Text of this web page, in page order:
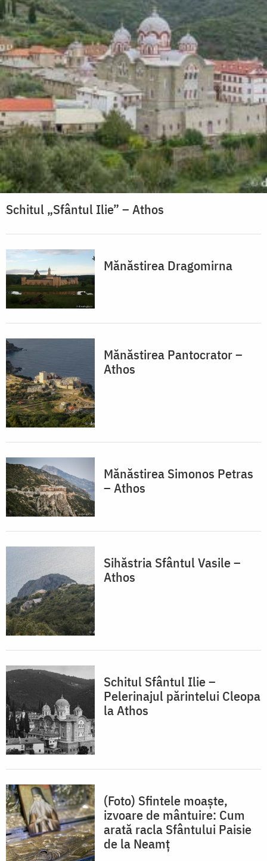
Schitul „Sfântul Ilie” – Athos
Mănăstirea Dragomirna
Mănăstirea Pantocrator –
Athos
Mănăstirea Simonos Petras
– Athos
Sihăstria Sfântul Vasile –
Athos
Schitul Sfântul Ilie –
Pelerinajul părintelui Cleopa
la Athos
(Foto) Sfintele moaște,
izvoare de mântuire: Cum
arată racla Sfântului Paisie
de la Neamț